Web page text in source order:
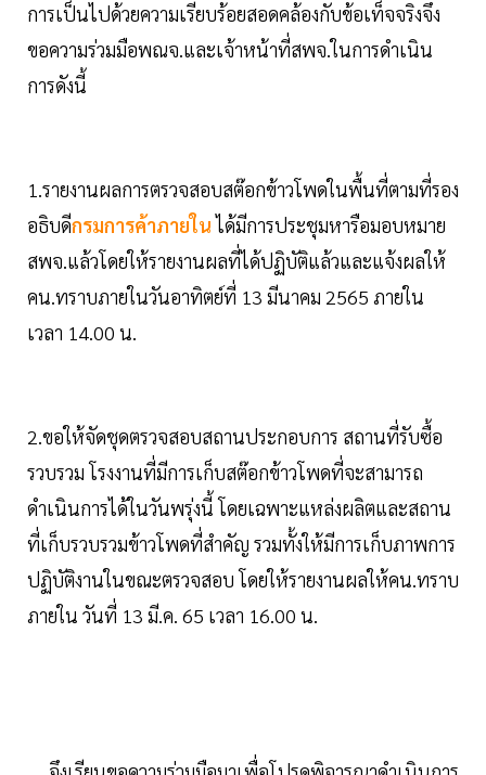
การเป็นไปด้วยความเรียบร้อยสอดคล้องกับข้อเท็จจริงจึง
ขอความร่วมมือพณจ.และเจ้าหน้าที่สพจ.ในการดำเนิน
การดังนี้
1.รายงานผลการตรวจสอบสต๊อกข้าวโพดในพื้นที่ตามที่รอง
อธิบดีกรมการค้าภายในได้มีการประชุมหารือมอบหมาย
สพจ.แล้วโดยให้รายงานผลที่ได้ปฏิบัติแล้วและแจ้งผลให้
คน.ทราบภายในวันอาทิตย์ที่ 13 มีนาคม 2565 ภายใน
เวลา 14.00 น.
2.ขอให้จัดชุดตรวจสอบสถานประกอบการ สถานที่รับซื้อ
รวบรวม โรงงานที่มีการเก็บสต๊อกข้าวโพดที่จะสามารถ
ดำเนินการได้ในวันพรุ่งนี้ โดยเฉพาะแหล่งผลิตและสถาน
ที่เก็บรวบรวมข้าวโพดที่สำคัญ รวมทั้งให้มีการเก็บภาพการ
ปฏิบัติงานในขณะตรวจสอบ โดยให้รายงานผลให้คน.ทราบ
ภายใน วันที่ 13 มี.ค. 65 เวลา 16.00 น.